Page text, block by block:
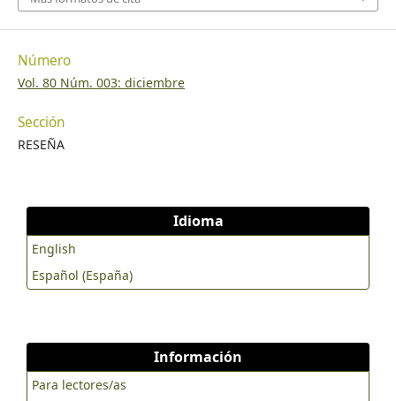
Número
Vol. 80 Núm. 003: diciembre
Sección
RESEÑA
Idioma
English
Español (España)
Información
Para lectores/as